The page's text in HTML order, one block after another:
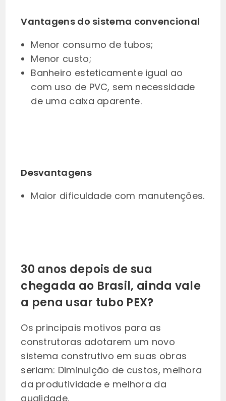
Vantagens do sistema convencional
Menor consumo de tubos;
Menor custo;
Banheiro esteticamente igual ao
com uso de PVC, sem necessidade
de uma caixa aparente.
Desvantagens
Maior dificuldade com manutenções.
30 anos depois de sua
chegada ao Brasil, ainda vale
a pena usar tubo PEX?
Os principais motivos para as
construtoras adotarem um novo
sistema construtivo em suas obras
seriam: Diminuição de custos, melhora
da produtividade e melhora da
qualidade.